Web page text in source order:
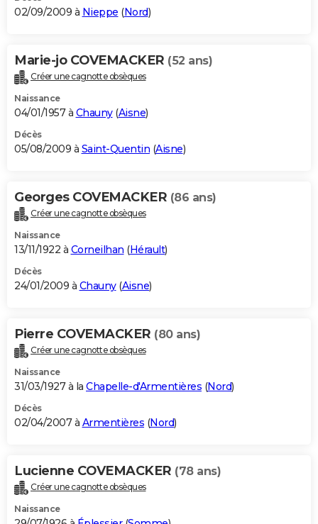
02/09/2009 à Nieppe (Nord)
Marie-jo COVEMACKER (52 ans)
Créer une cagnotte obsèques
Naissance
04/01/1957 à Chauny(Aisne)
Décès
05/08/2009 à Saint-Quentin (Aisne)
Georges COVEMACKER (86 ans)
Créer une cagnotte obsèques
Naissance
13/11/1922 à Corneilhan (Hérault)
Décès
24/01/2009 à Chauny(Aisne)
Pierre COVEMACKER (80 ans)
Créer une cagnotte obsèques
Naissance
31/03/1927 à la Chapelle-d'Armentières (Nord)
Décès
02/04/2007 à Armentières (Nord)
Lucienne COVEMACKER (78 ans)
Créer une cagnotte obsèques
Naissance